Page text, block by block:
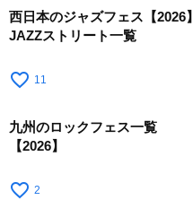
西日本のジャズフェス【2026】
JAZZストリート一覧
favorite_border 11
九州のロックフェス一覧
【2026】
favorite_border 2